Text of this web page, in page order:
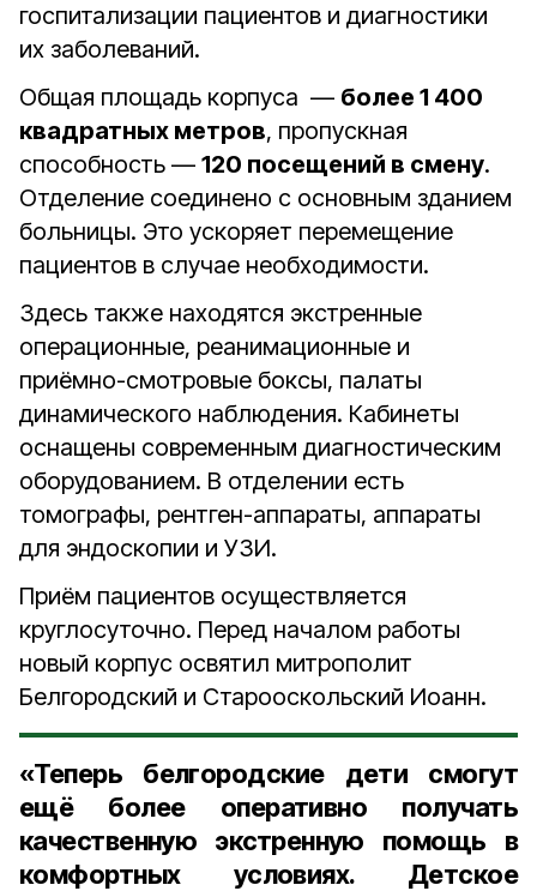
госпитализации пациентов и диагностики
их заболеваний.
Общая площадь корпуса — более 1 400
квадратных метров, пропускная
способность — 120 посещений в смену.
Отделение соединено с основным зданием
больницы. Это ускоряет перемещение
пациентов в случае необходимости.
Здесь также находятся экстренные
операционные, реанимационные и
приёмно-смотровые боксы, палаты
динамического наблюдения. Кабинеты
оснащены современным диагностическим
оборудованием. В отделении есть
томографы, рентген-аппараты, аппараты
для эндоскопии и УЗИ.
Приём пациентов осуществляется
круглосуточно. Перед началом работы
новый корпус освятил митрополит
Белгородский и Старооскольский Иоанн.
«Теперь белгородские дети смогут
ещё более оперативно получать
качественную экстренную помощь в
комфортных условиях. Детское